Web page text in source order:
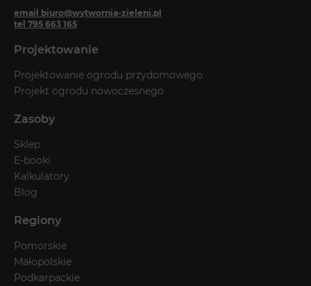
email biuro@wytwornia-zieleni.pl
tel 795 663 165
Projektowanie
Projektowanie ogrodu przydomowego
Projekt ogrodu nowoczesnego
Zasoby
Sklep
E-booki
Kalkulatory
Blog
Regiony
Pomorskie
Małopolskie
Podkarpackie